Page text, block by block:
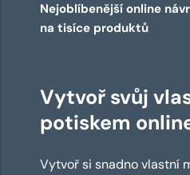
Nejoblíbenější online
na tisíce produktů
Vytvoř svůj
potiskem
Vytvoř si snadno vlastní